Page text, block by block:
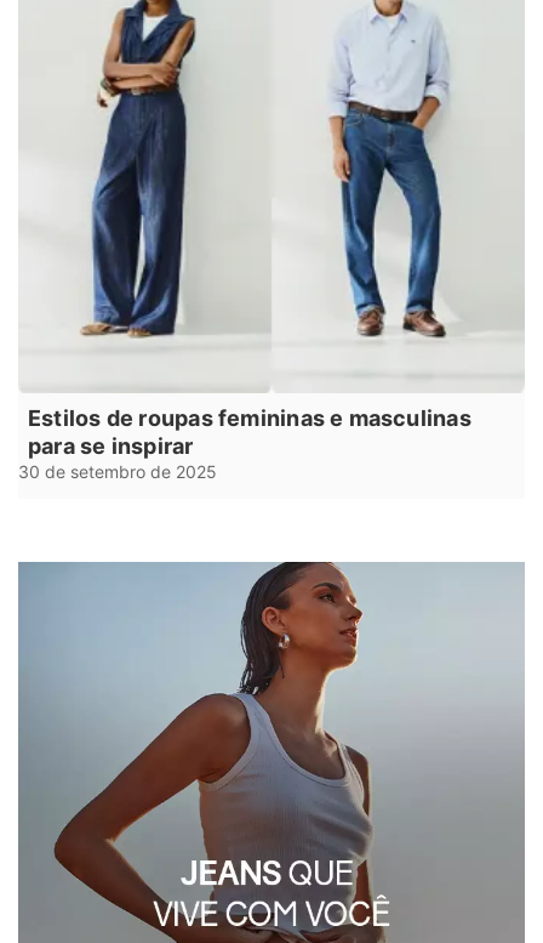
Estilos de roupas femininas e masculinas
para se inspirar
30 de setembro de 2025